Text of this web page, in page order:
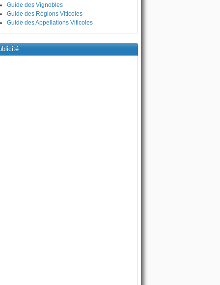
Guide des Vignobles
Guide des Régions Viticoles
Guide des Appellations Viticoles